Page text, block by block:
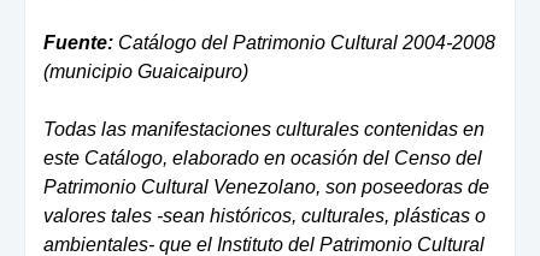
Fuente: Catálogo del Patrimonio Cultural 2004-2008
(municipio Guaicaipuro)
Todas las manifestaciones culturales contenidas en
este Catálogo, elaborado en ocasión del Censo del
Patrimonio Cultural Venezolano, son poseedoras de
valores tales -sean históricos, culturales, plásticas o
ambientales- que el Instituto del Patrimonio Cultural